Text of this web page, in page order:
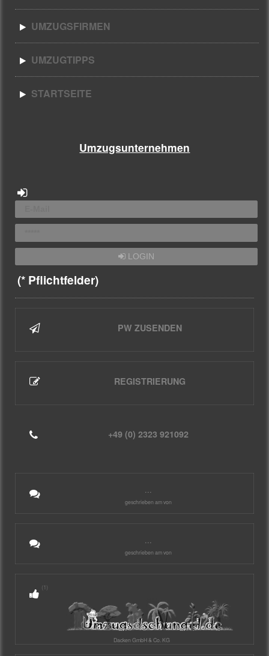
UMZUGSFIRMEN
UMZUGTIPPS
STARTSEITE
Umzugsunternehmen
LOGIN
(* Pflichtfelder)
PW ZUSENDEN
REGISTRIERUNG
+49 (0) 2323 921092
...
geschrieben am von
geschrieben am von
(1)
Dacken GmbH & Co. KG